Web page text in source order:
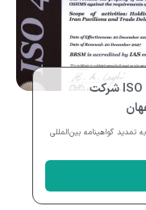
تمدید گواهینامه بین‌المللی ISO ۴۵۰۰۱ شرکت
گواهینامه بین‌المللی